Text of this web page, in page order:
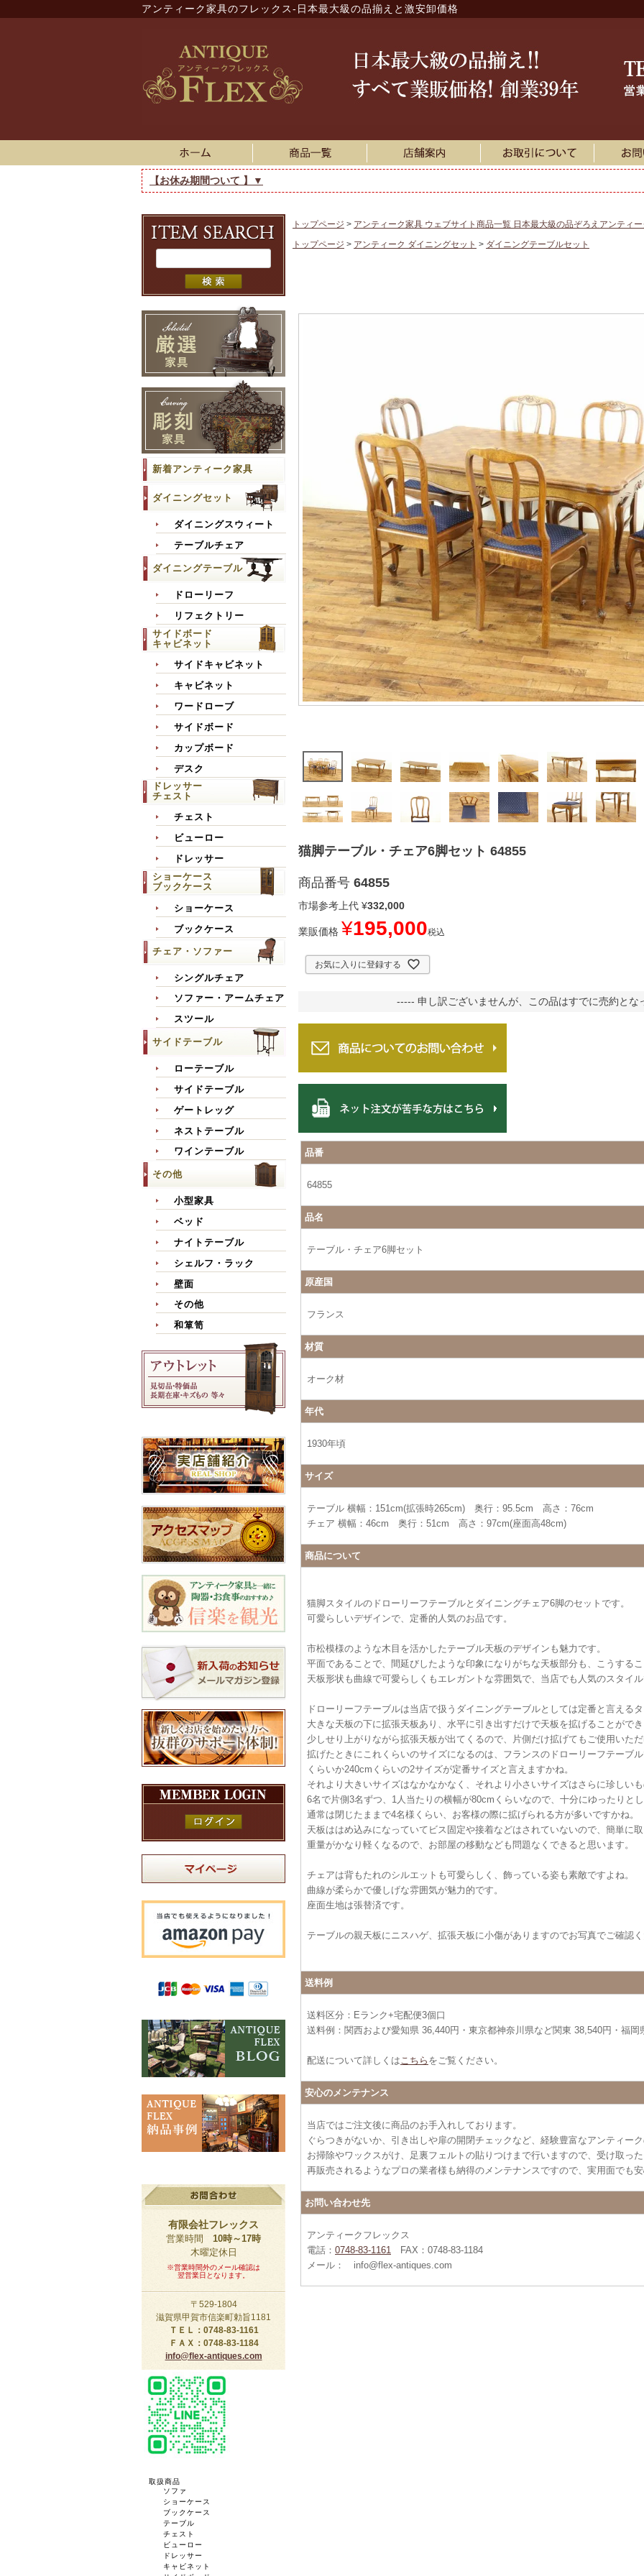
アンティーク家具のフレックス-日本最大級の品揃えと激安卸価格
【お休み期間ついて 】▼
新着アンティーク家具
ダイニングセット
ダイニングスウィート
テーブルチェア
ダイニングテーブル
ドローリーフ
リフェクトリー
サイドボード
キャビネット
サイドキャビネット
キャビネット
ワードローブ
サイドボード
カップボード
デスク
ドレッサー
チェスト
チェスト
ビューロー
ドレッサー
ショーケース
ブックケース
ショーケース
ブックケース
チェア・ソファー
シングルチェア
ソファー・アームチェア
スツール
サイドテーブル
ローテーブル
サイドテーブル
ゲートレッグ
ネストテーブル
ワインテーブル
その他
小型家具
ベッド
ナイトテーブル
シェルフ・ラック
壁面
その他
和箪笥
有限会社フレックス
営業時間 10時～17時
木曜定休日
※営業時間外のメール確認は
翌営業日となります。
〒529-1804
滋賀県甲賀市信楽町勅旨1181
ＴＥＬ：0748-83-1161
ＦＡＸ：0748-83-1184
info@flex-antiques.com
取扱商品
ソファ
ショーケース
ブックケース
テーブル
チェスト
ビューロー
ドレッサー
キャビネット
トップページ
アンティーク家具 ウェブサイト商品一覧 日本最大級の品ぞろえアンティ
トップページ
アンティーク ダイニングセット ダイニングテーブルセット
猫脚テーブル・チェア6脚セット 64855
商品番号 64855
市場参考上代 ¥332,000
業販価格 ¥195,000税込
お気に入りに登録する
----- 申し訳ございませんが、この品はすでに売約とな
品番
64855
品名
テーブル・チェア6脚セット
原産国
フランス
材質
オーク材
年代
1930年頃
サイズ
テーブル 横幅：151cm(拡張時265cm) 奥行：95.5cm 高さ：76cm
チェア 横幅：46cm 奥行：51cm 高さ：97cm(座面高48cm)
商品について
猫脚スタイルのドローリーフテーブルとダイニングチェア6脚のセットです。
可愛らしいデザインで、定番的人気のお品です。
市松模様のような木目を活かしたテーブル天板のデザインも魅力です。
平面であることで、間延びしたような印象になりがちな天板部分も、こうする
天板形状も曲線で可愛らしくもエレガントな雰囲気で、当店でも人気のスタイル
ドローリーフテーブルは当店で扱うダイニングテーブルとしては定番と言えるタ
大きな天板の下に拡張天板あり、水平に引き出すだけで天板を拡げることができ
少しせり上がりながら拡張天板が出てくるので、片側だけ拡げてもご使用いただ
拡げたときにこれくらいのサイズになるのは、フランスのドローリーフテーブ
くらいか240cmくらいの2サイズが定番サイズと言えますかね。
それより大きいサイズはなかなかなく、それより小さいサイズはさらに珍しいも
6名で片側3名ずつ、1人当たりの横幅が80cmくらいなので、十分にゆったりと
通常は閉じたままで4名様くらい、お客様の際に拡げられる方が多いですかね。
天板ははめ込みになっていてビス固定や接着などはされていないので、簡単に取
重量がかなり軽くなるので、お部屋の移動なども問題なくできると思います。
チェアは背もたれのシルエットも可愛らしく、飾っている姿も素敵ですよね。
曲線が柔らかで優しげな雰囲気が魅力的です。
座面生地は張替済です。
テーブルの親天板にニスハゲ、拡張天板に小傷がありますのでお写真でご確認く
送料例
送料区分：Eランク+宅配便3個口
送料例：関西および愛知県 36,440円・東京都神奈川県など関東 38,540円・福岡
配送について詳しくは こちら をご覧ください。
安心のメンテナンス
当店ではご注文後に商品のお手入れしております。
ぐらつきがないか、引き出しや扉の開閉チェックなど、経験豊富なアンティー
お掃除やワックスがけ、足裏フェルトの貼りつけまで行いますので、受け取っ
再販売されるようなプロの業者様も納得のメンテナンスですので、実用面でも
お問い合わせ先
アンティークフレックス
電話： 0748-83-1161
FAX：0748-83-1184
メール： info@flex-antiques.com